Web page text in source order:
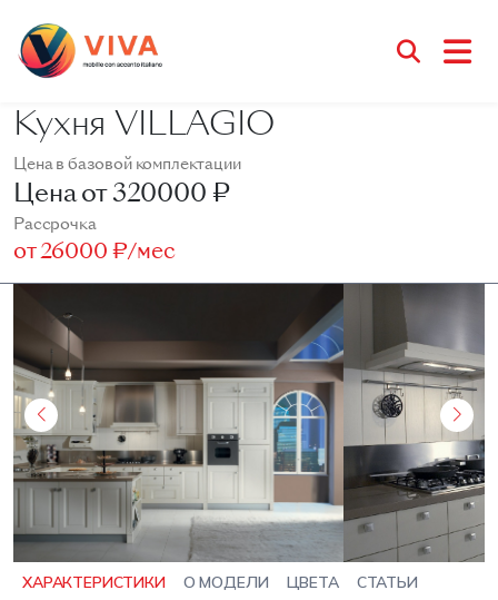
Кухня VILLAGIO
Цена в базовой комплектации
Цена от320000 ₽
Рассрочка
от26000 ₽/мес
ХАРАКТЕРИСТИКИ О МОДЕЛИ ЦВЕТА СТАТЬИ